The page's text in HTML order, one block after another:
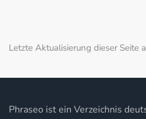
Letzte Aktualisierung dieser Seite
Phraseo ist ein Verzeichnis